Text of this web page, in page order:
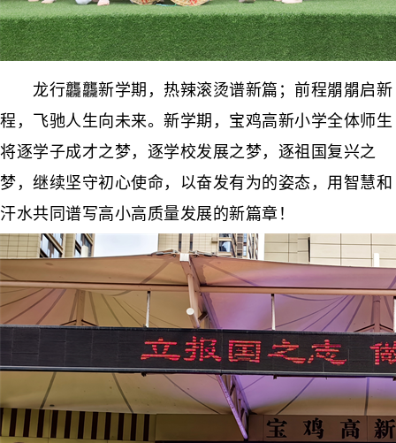
龙行龘龘新学期，热辣滚烫谱新篇；前程朤朤启新
程，飞驰人生向未来。新学期，宝鸡高新小学全体师生
将逐学子成才之梦，逐学校发展之梦，逐祖国复兴之
梦，继续坚守初心使命，以奋发有为的姿态，用智慧和
汗水共同谱写高小高质量发展的新篇章！